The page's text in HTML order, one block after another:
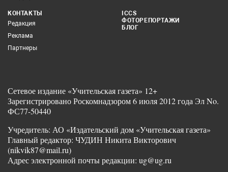
КОНТАКТЫ
Редакция
Реклама
Партнеры
ICCS
ФОТОРЕПОРТАЖИ
БЛОГ
Сетевое издание «Учительская газета» 12+
Зарегистрировано Роскомнадзором 6 июля 2012 года Эл No.
ФС77-50440
Учредитель: АО «Издательский дом «Учительская газета»
Главный редактор: ЧУДИН Никита Викторович
(nikvik87@mail.ru)
Адрес электронной почты редакции: ug@ug.ru